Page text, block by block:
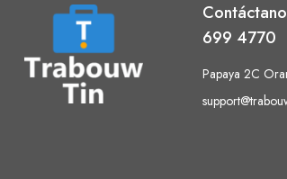
699 4770
Papaya 2C